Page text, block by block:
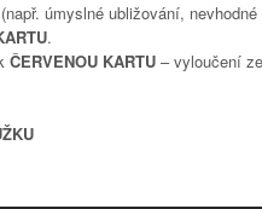
úmyslné ubližování, nevhodné
.
ČERVENOU KARTU – vyloučení